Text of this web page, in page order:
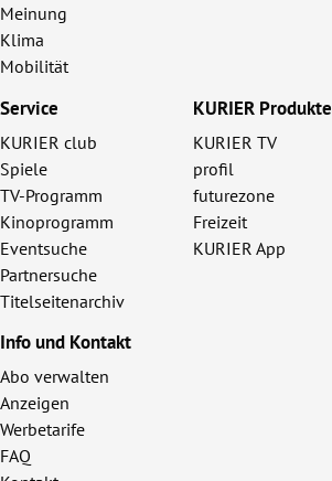
Meinung
Klima
Mobilität
Service
KURIER club
Spiele
TV-Programm
Kinoprogramm
Eventsuche
Partnersuche
Titelseitenarchiv
KURIER Produkte
KURIER TV
profil
futurezone
Freizeit
KURIER App
Info und Kontakt
Abo verwalten
Anzeigen
Werbetarife
FAQ